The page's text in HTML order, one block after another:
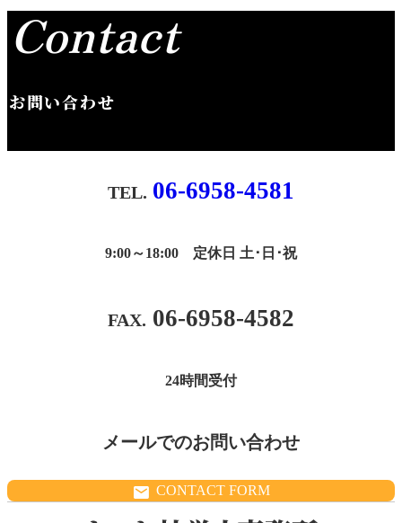
Contact
お問い合わせ
06-6958-4581
9:00～18:00 定休日 土･日･祝
06-6958-4582
24時間受付
メールでのお問い合わせ
CONTACT FORM